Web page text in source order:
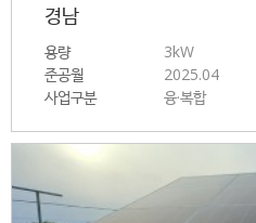
경남
용량
3kW
준공월
2025.04
사업구분
융·복합